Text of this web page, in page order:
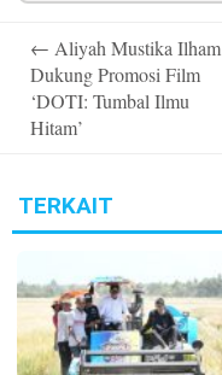
navigation
← Aliyah Mustika Ilham
Dukung Promosi Film
‘DOTI: Tumbal Ilmu
Hitam’
TERKAIT